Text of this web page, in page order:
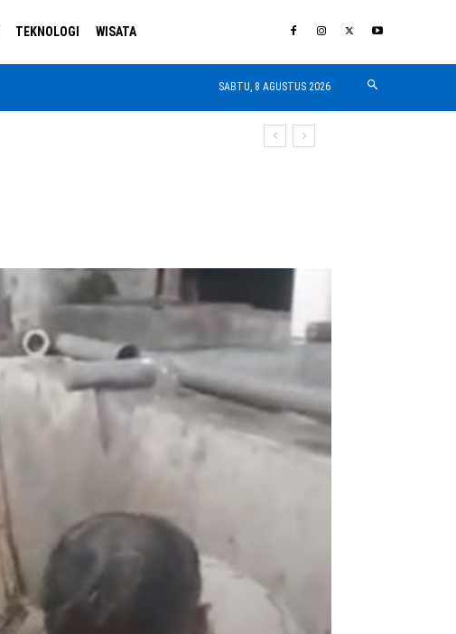
TEKNOLOGI WISATA
SABTU, 8 AGUSTUS 2026